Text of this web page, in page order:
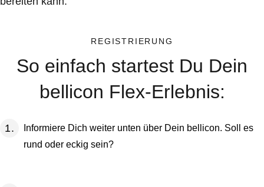
REGISTRIERUNG
So einfach startest Du Dein
bellicon Flex-Erlebnis:
Informiere Dich weiter unten über Dein bellicon. Soll es
rund oder eckig sein?